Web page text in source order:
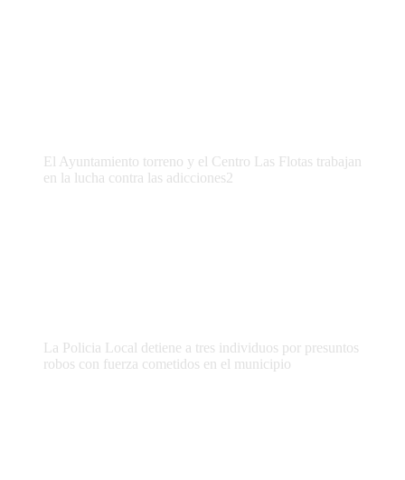
El Ayuntamiento torreno y el Centro Las Flotas trabajan
en la lucha contra las adicciones2
La Policia Local detiene a tres individuos por presuntos
robos con fuerza cometidos en el municipio